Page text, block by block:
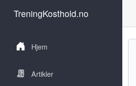
TreningKosthold.no
Hjem
Artikler